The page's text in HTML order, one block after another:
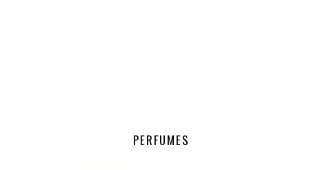
PERFUMES